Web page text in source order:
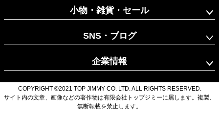
小物・雑貨・セール
SNS・ブログ
企業情報
COPYRIGHT ©2021 TOP JIMMY CO. LTD. ALL RIGHTS RESERVED.
サイト内の文章、画像などの著作物は有限会社トップジミーに属します。複製、
無断転載を禁止します。